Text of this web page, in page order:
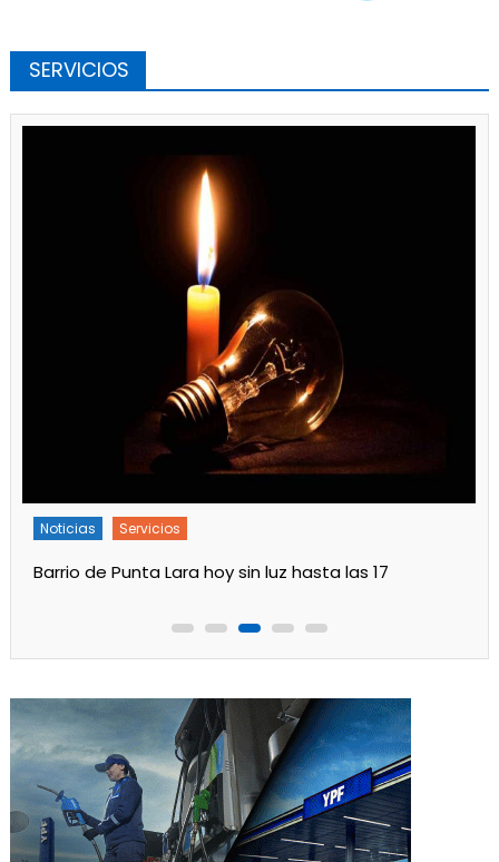
SERVICIOS
Noticias Servicios
Barrio de Punta Lara hoy sin luz hasta las 17